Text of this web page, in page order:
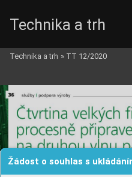
Žádost o souhlas s
Technika a trh
Technika a trh » TT 12/2020